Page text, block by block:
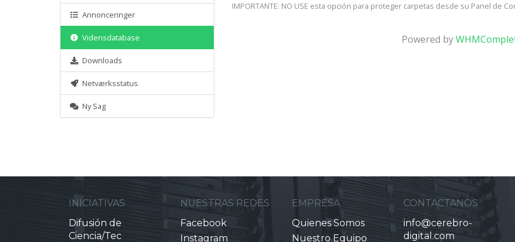
IMPORTANTE: NO USE esta opción para proteger carpetas desde su Panel de
Powered by
Annonceringer
Vidensdatabase
Downloads
Netværksstatus
Ny Sag
INICIATIVAS
Difusión de
Ciencia/Tec
NUESTRAS REDES
Facebook
Instagram
EMPRESA
Quienes Somos
Nuestro Equipo
CONTACTANOS
info@cerebro-
digital.com